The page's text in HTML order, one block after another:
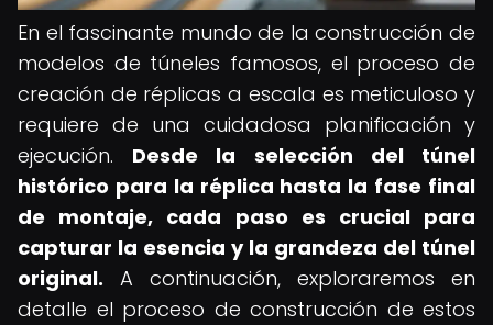
En el fascinante mundo de la construcción de
modelos de túneles famosos, el proceso de
creación de réplicas a escala es meticuloso y
requiere de una cuidadosa planificación y
ejecución. Desde la selección del túnel
histórico para la réplica hasta la fase final
de montaje, cada paso es crucial para
capturar la esencia y la grandeza del túnel
original. A continuación, exploraremos en
detalle el proceso de construcción de estos